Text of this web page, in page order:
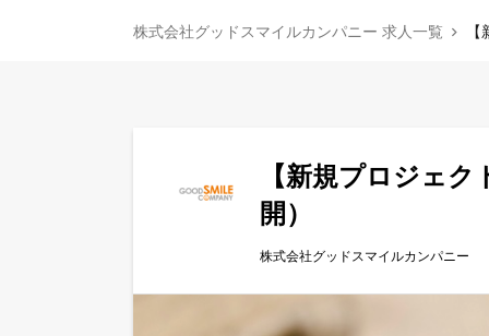
株式会社グッドスマイルカンパニー 求人一覧
【新規プロジェ
開）
株式会社グッドスマイルカンパニー